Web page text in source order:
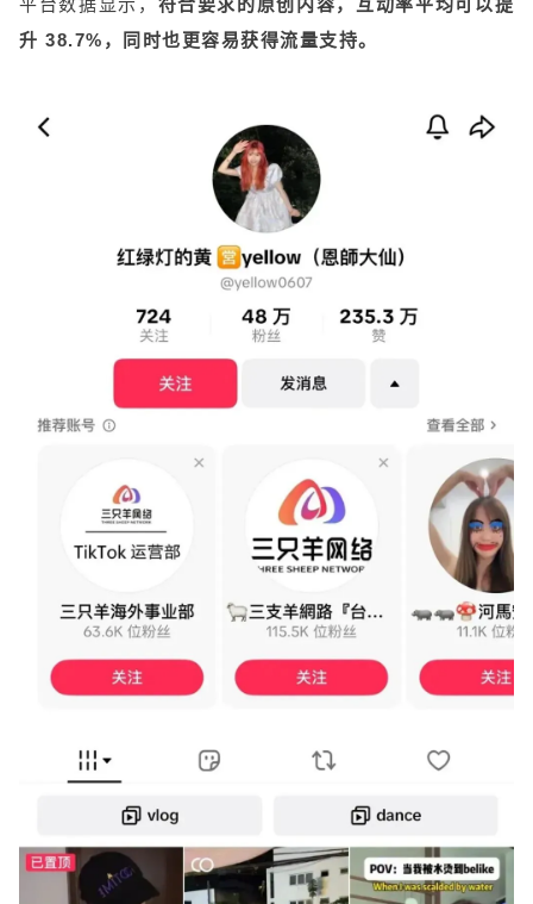
升 38.7%，同时也更容易获得流量支持。